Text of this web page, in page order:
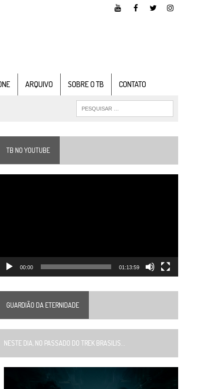
ARQUIVO SOBRE O TB CONTATO
TB NO YOUTUBE
00:00 01:13:59
GUARDIÃO DA ETERNIDADE
NESTE DIA, NO PASSADO DO TREK BRASILIS...